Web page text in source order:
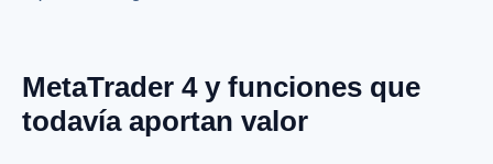
MetaTrader 4 y funciones que
todavía aportan valor